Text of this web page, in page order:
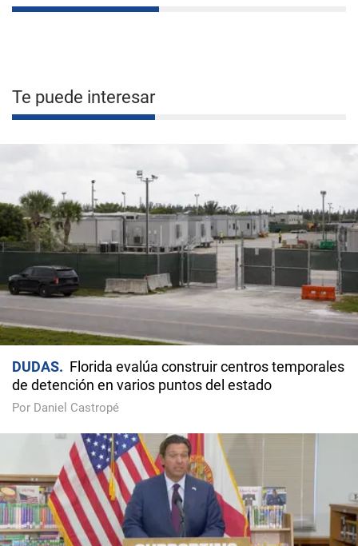
Te puede interesar
DUDAS
Florida evalúa construir centros temporales
de detención en varios puntos del estado
Por Daniel Castropé